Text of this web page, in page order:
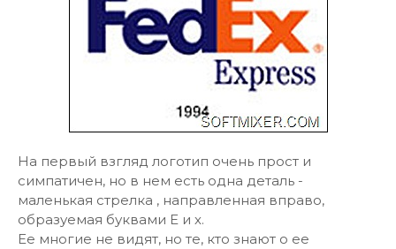
На первый взгляд логотип очень прост и
симпатичен, но в нем есть одна деталь -
маленькая стрелка , направленная вправо,
образуемая буквами Е и х.
Ее многие не видят, но те, кто знают о ее